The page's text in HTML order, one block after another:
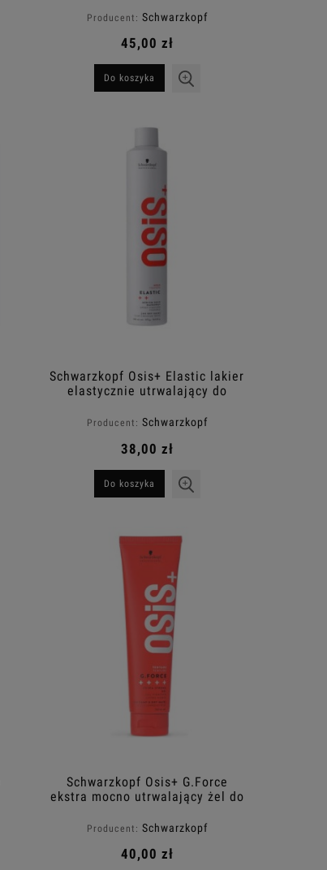
150ml
Producent: Schwarzkopf
45,00 zł
Do koszyka
Schwarzkopf Osis+ Elastic lakier
elastycznie utrwalający do
Producent: Schwarzkopf
38,00 zł
Do koszyka
Schwarzkopf Osis+ G.Force
ekstra mocno utrwalający żel do
Producent: Schwarzkopf
40,00 zł